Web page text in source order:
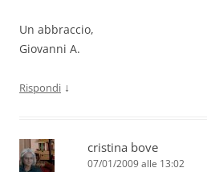
Un abbraccio,
Giovanni A.
Rispondi ↓
cristina bove
07/01/2009 alle 13:02